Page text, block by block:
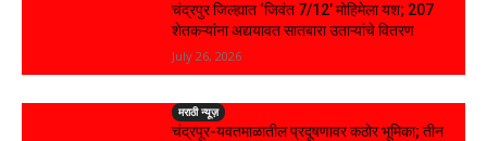
चंद्रपुर जिल्ह्यात ‘जिवंत 7/12’ मोहिमेला यश; 207
शेतकऱ्यांना अद्ययावत सातबारा उताऱ्यांचे वितरण
July 26, 2026
मराठी न्यूज़
चंद्रपूर-यवतमाळातील प्रदूषणावर कठोर भूमिका; तीन